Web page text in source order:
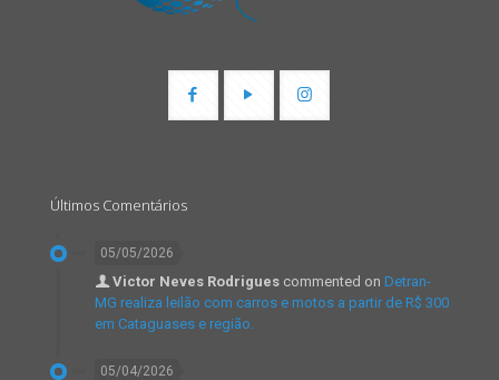
Últimos Comentários
05/05/2026
Victor Neves Rodrigues commented on Detran-
MG realiza leilão com carros e motos a partir de R$ 300
em Cataguases e região.
05/04/2026